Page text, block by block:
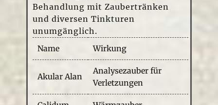
Behandlung mit Zaubertränken
und diversen Tinkturen
unumgänglich.
Name
Wirkung
Akular Alan
Analysezauber für
Verletzungen